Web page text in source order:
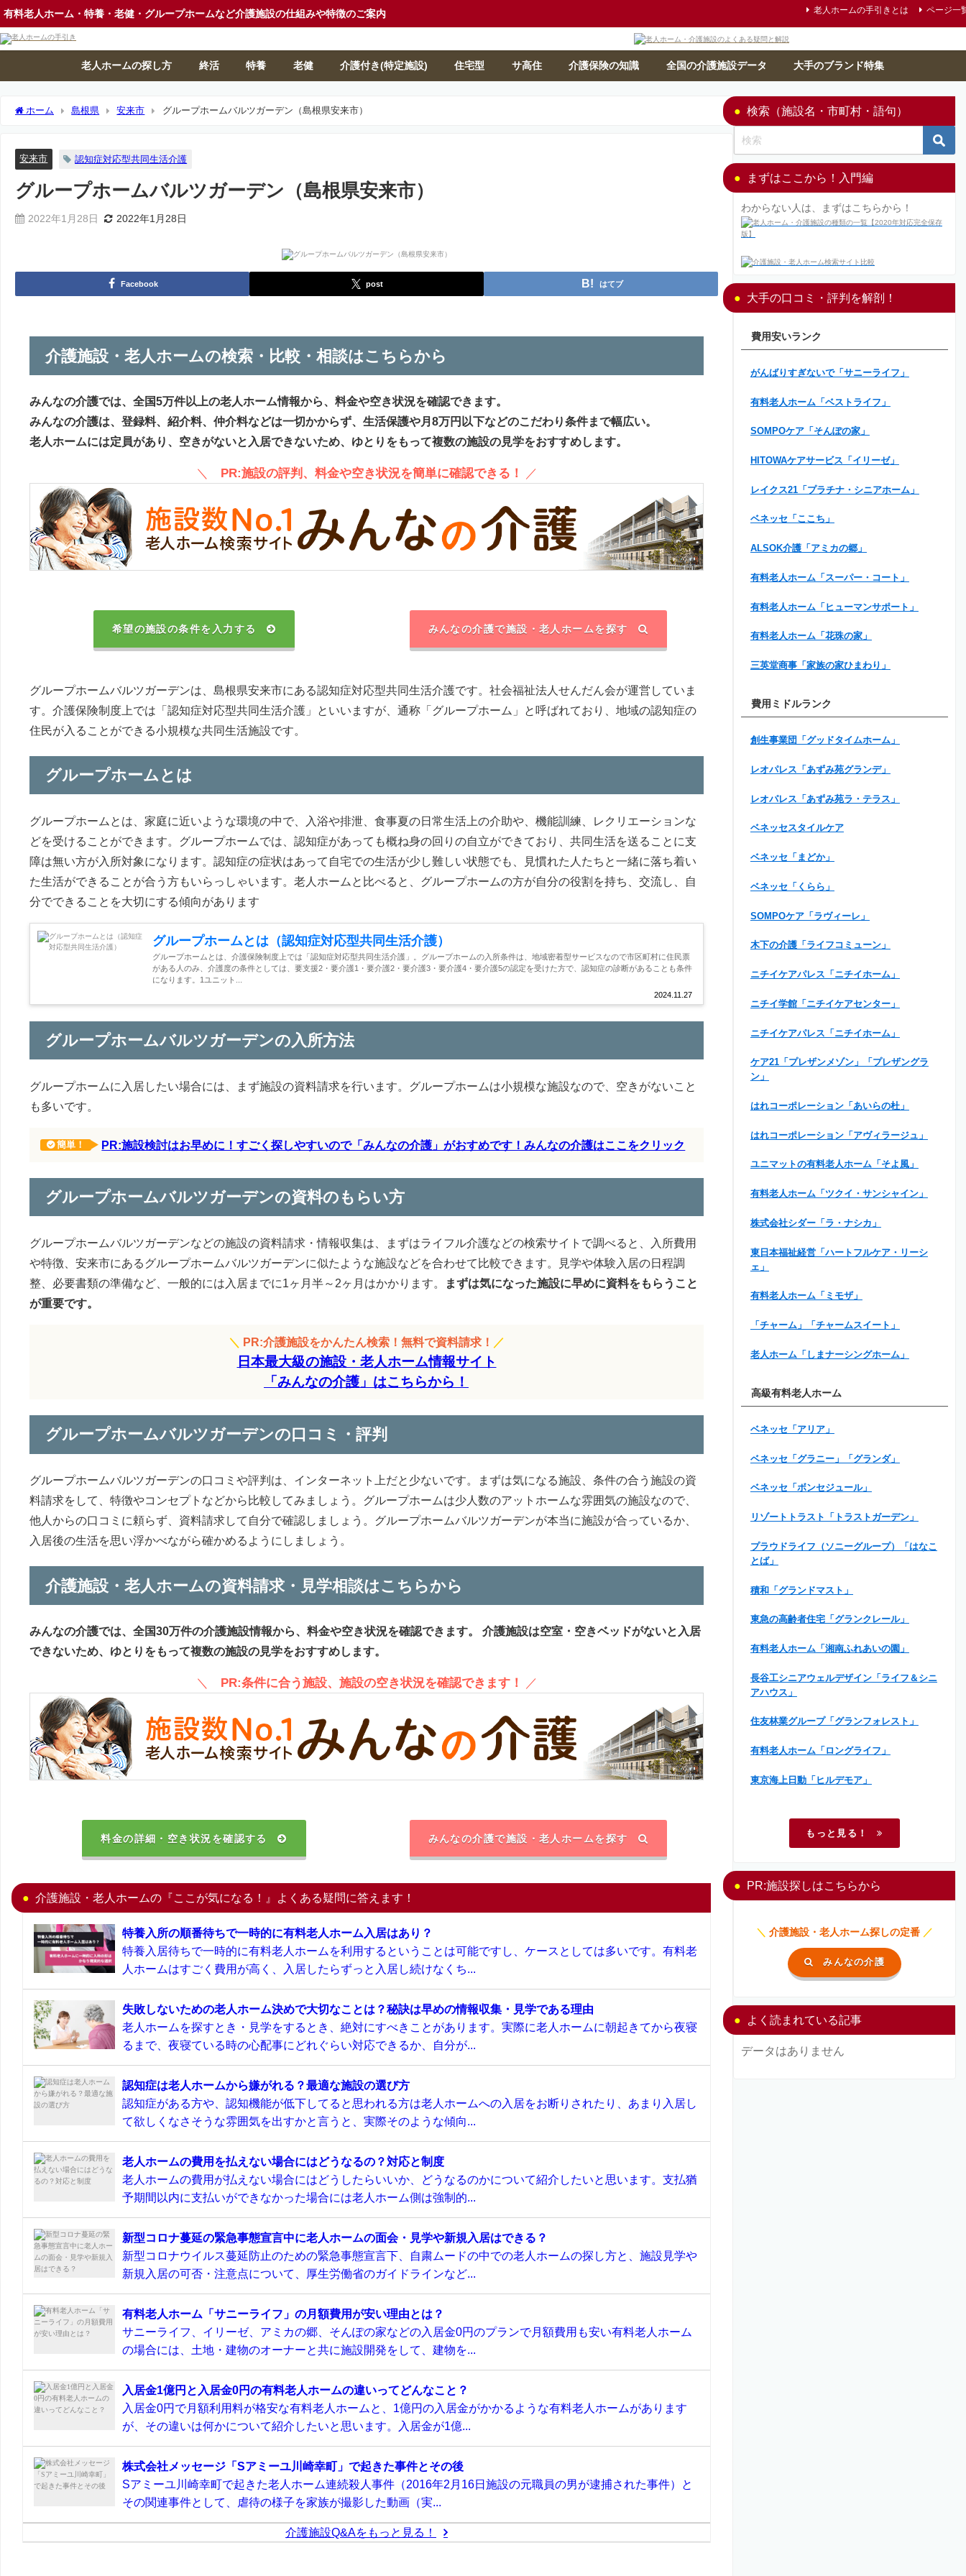
有料老人ホーム・特養・老健・グループホームなど介護施設の仕組みや特徴のご案内 老人ホームの手引きとは ページ一
老人ホームの探し方 終活 特養 老健 介護付き(特定施設) 住宅型 サ高住 介護保険の知識 全国の介護施設データ 大手のブランド特集
ホーム 島根県 安来市 グループホームバルツガーデン（島根県安来市）
安来市 認知症対応型共同生活介護
グループホームバルツガーデン（島根県安来市）
2022年1月28日 2022年1月28日
Facebook post はてブ
介護施設・老人ホームの検索・比較・相談はこちらから
みんなの介護では、全国5万件以上の老人ホーム情報から、料金や空き状況を確認できます。
みんなの介護は、登録料、紹介料、仲介料などは一切かからず、生活保護や月8万円以下などのこだわり条件まで幅広い。
老人ホームには定員があり、空きがないと入居できないため、ゆとりをもって複数の施設の見学をおすすめします。
＼ PR:施設の評判、料金や空き状況を簡単に確認できる！ ／
希望の施設の条件を入力する みんなの介護で施設・老人ホームを探す
グループホームバルツガーデンは、島根県安来市にある認知症対応型共同生活介護です。社会福祉法人せんだん会が運営していま
す。介護保険制度上では「認知症対応型共同生活介護」といいますが、通称「グループホーム」と呼ばれており、地域の認知症の
住民が入ることができる小規模な共同生活施設です。
グループホームとは
グループホームとは、家庭に近いような環境の中で、入浴や排泄、食事夏の日常生活上の介助や、機能訓練、レクリエーションな
どを受けることができます。グループホームでは、認知症があっても概ね身の回りの自立ができており、共同生活を送ることに支
障は無い方が入所対象になります。認知症の症状はあって自宅での生活が少し難しい状態でも、見慣れた人たちと一緒に落ち着い
た生活ができることが合う方もいらっしゃいます。老人ホームと比べると、グループホームの方が自分の役割を持ち、交流し、自
分でできることを大切にする傾向があります
グループホームとは（認知症対応型共同生活介護）
2024.11.27
グループホームとは、介護保険制度上では「認知症対応型共同生活介護」。グループホームの入所条件は、地域密着型サービスなので市区町村に住民票
がある人のみ、介護度の条件としては、要支援2・要介護1・要介護2・要介護3・要介護4・要介護5の認定を受けた方で、認知症の診断があることも条件
になります。1ユニット...
グループホームバルツガーデンの入所方法
グループホームに入居したい場合には、まず施設の資料請求を行います。グループホームは小規模な施設なので、空きがないこと
も多いです。
簡単！ PR:施設検討はお早めに！すごく探しやすいので「みんなの介護」がおすめです！みんなの介護はここをクリック
グループホームバルツガーデンの資料のもらい方
グループホームバルツガーデンなどの施設の資料請求・情報収集は、まずはライフル介護などの検索サイトで調べると、入所費用
や特徴、安来市にあるグループホームバルツガーデンに似たような施設などを合わせて比較できます。見学や体験入居の日程調
整、必要書類の準備など、一般的には入居までに1ヶ月半～2ヶ月はかかります。
まずは気になった施設に早めに資料をもらうこと
が重要です。
＼ PR:介護施設をかんたん検索！無料で資料請求！ ／
日本最大級の施設・老人ホーム情報サイト
「みんなの介護」はこちらから！
グループホームバルツガーデンの口コミ・評判
グループホームバルツガーデンの口コミや評判は、インターネット上だと少ないです。まずは気になる施設、条件の合う施設の資
料請求をして、特徴やコンセプトなどから比較してみましょう。グループホームは少人数のアットホームな雰囲気の施設なので、
他人からの口コミに頼らず、資料請求して自分で確認しましょう。グループホームバルツガーデンが本当に施設が合っているか、
入居後の生活を思い浮かべながら確かめるようにしましょう。
介護施設・老人ホームの資料請求・見学相談はこちらから
みんなの介護では、全国30万件の介護施設情報から、料金や空き状況を確認できます。
介護施設は空室・空きベッドがないと入居
できないため、ゆとりをもって複数の施設の見学をおすすめします。
＼ PR:条件に合う施設、施設の空き状況を確認できます！ ／
料金の詳細・空き状況を確認する みんなの介護で施設・老人ホームを探す
介護施設・老人ホームの『ここが気になる！』よくある疑問に答えます！
特養入所の順番待ちで一時的に有料老人ホーム入居はあり？
特養入居待ちで一時的に有料老人ホームを利用するということは可能ですし、ケースとしては多いです。有料老
人ホームはすごく費用が高く、入居したらずっと入居し続けなくち...
失敗しないための老人ホーム決めで大切なことは？秘訣は早めの情報収集・見学である理由
老人ホームを探すとき・見学をするとき、絶対にすべきことがあります。実際に老人ホームに朝起きてから夜寝
るまで、夜寝ている時の心配事にどれぐらい対応できるか、自分が...
認知症は老人ホームから嫌がれる？最適な施設の選び方
認知症がある方や、認知機能が低下してると思われる方は老人ホームへの入居をお断りされたり、あまり入居し
て欲しくなさそうな雰囲気を出すかと言うと、実際そのような傾向...
老人ホームの費用を払えない場合にはどうなるの？対応と制度
老人ホームの費用が払えない場合にはどうしたらいいか、どうなるのかについて紹介したいと思います。支払猶
予期間以内に支払いができなかった場合には老人ホーム側は強制的...
新型コロナ蔓延の緊急事態宣言中に老人ホームの面会・見学や新規入居はできる？
新型コロナウイルス蔓延防止のための緊急事態宣言下、自粛ムードの中での老人ホームの探し方と、施設見学や
新規入居の可否・注意点について、厚生労働省のガイドラインなど...
有料老人ホーム「サニーライフ」の月額費用が安い理由とは？
サニーライフ、イリーゼ、アミカの郷、そんぽの家などの入居金0円のプランで月額費用も安い有料老人ホーム
の場合には、土地・建物のオーナーと共に施設開発をして、建物を...
入居金1億円と入居金0円の有料老人ホームの違いってどんなこと？
入居金0円で月額利用料が格安な有料老人ホームと、1億円の入居金がかかるような有料老人ホームがあります
が、その違いは何かについて紹介したいと思います。入居金が1億...
株式会社メッセージ「Sアミーユ川崎幸町」で起きた事件とその後
Sアミーユ川崎幸町で起きた老人ホーム連続殺人事件（2016年2月16日施設の元職員の男が逮捕された事件）と
その関連事件として、虐待の様子を家族が撮影した動画（実...
介護施設Q&Aをもっと見る！
検索（施設名・市町村・語句）
まずはここから！入門編
わからない人は、まずはこちらから！
大手の口コミ・評判を解剖！
費用安いランク
がんばりすぎないで「サニーライフ」
有料老人ホーム「ベストライフ」
SOMPOケア「そんぽの家」
HITOWAケアサービス「イリーゼ」
レイクス21「プラチナ・シニアホーム」
ベネッセ「ここち」
ALSOK介護「アミカの郷」
有料老人ホーム「スーパー・コート」
有料老人ホーム「ヒューマンサポート」
有料老人ホーム「花珠の家」
三英堂商事「家族の家ひまわり」
費用ミドルランク
創生事業団「グッドタイムホーム」
レオパレス「あずみ苑グランデ」
レオパレス「あずみ苑ラ・テラス」
ベネッセスタイルケア
ベネッセ「まどか」
ベネッセ「くらら」
SOMPOケア「ラヴィーレ」
木下の介護「ライフコミューン」
ニチイケアパレス「ニチイホーム」
ニチイ学館「ニチイケアセンター」
ニチイケアパレス「ニチイホーム」
ケア21「プレザンメゾン」「プレザングラ
ン」
はれコーポレーション「あいらの杜」
はれコーポレーション「アヴィラージュ」
ユニマットの有料老人ホーム「そよ風」
有料老人ホーム「ツクイ・サンシャイン」
株式会社シダー「ラ・ナシカ」
東日本福祉経営「ハートフルケア・リーシ
ェ」
有料老人ホーム「ミモザ」
「チャーム」「チャームスイート」
老人ホーム「しまナーシングホーム」
高級有料老人ホーム
ベネッセ「アリア」
ベネッセ「グラニー」「グランダ」
ベネッセ「ボンセジュール」
リゾートトラスト「トラストガーデン」
プラウドライフ（ソニーグループ）「はなこ
とば」
積和「グランドマスト」
東急の高齢者住宅「グランクレール」
有料老人ホーム「湘南ふれあいの園」
長谷工シニアウェルデザイン「ライフ＆シニ
アハウス」
住友林業グループ「グランフォレスト」
有料老人ホーム「ロングライフ」
東京海上日動「ヒルデモア」
もっと見る！
PR:施設探しはこちらから
＼ 介護施設・老人ホーム探しの定番 ／
みんなの介護
よく読まれている記事
データはありません